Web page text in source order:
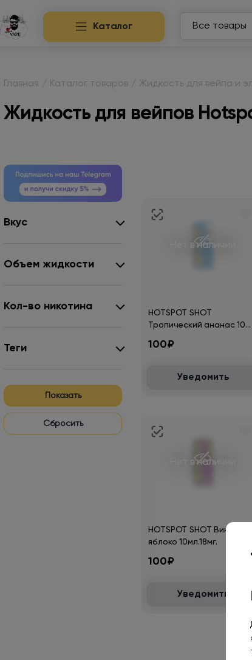
Каталог Все товары
Search
Главная Каталог товаров Жидкость для вейпа и
Жидкость для вейпов
Вкус
Объем жидкости
Кол-во никотина
Теги
Показать
Нет в наличии
HOTSPOT SHOT
Тропический ананас 10
100₽
Уведомить
Нет в наличии
HOTSPOT SHOT Виноград
яблоко 10мл.18мг.
100₽
Уведомить